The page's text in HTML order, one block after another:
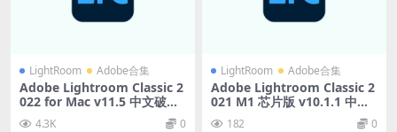
LightRoom Adobe合集
Adobe Lightroom Classic 2
022 for Mac v11.5 中文破解
4.3K 0
LightRoom Adobe合集
Adobe Lightroom Classic 2
021 M1 芯片版 v10.1.1 中文
182 0